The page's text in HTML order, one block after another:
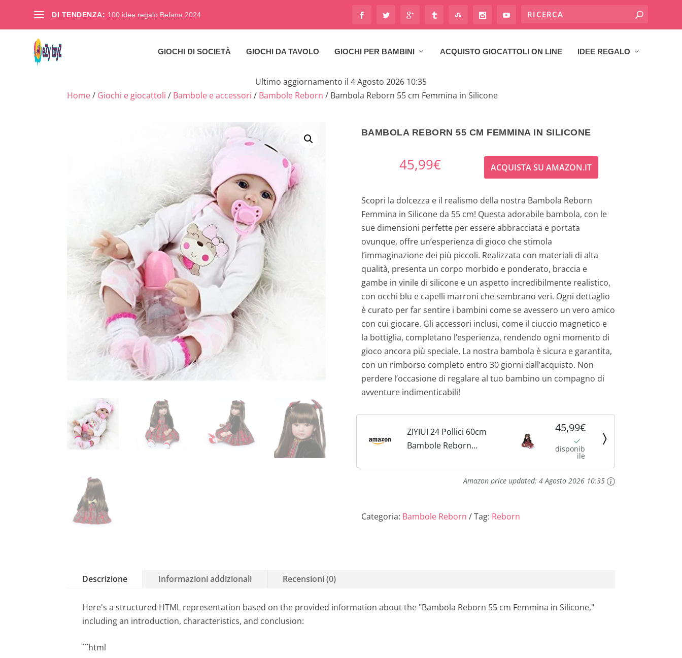
DI TENDENZA: 100 idee regalo Befana 2024
GIOCHI DI SOCIETÀ GIOCHI DA TAVOLO GIOCHI PER BAMBINI ACQUISTO GIOCATTOLI ON LINE IDEE REGALO
Ultimo aggiornamento il 4 Agosto 2026 10:35
Home/ Giochi e giocattoli / Bambole e accessori / Bambole Reborn / Bambola Reborn 55 cm Femmina in Silicone
BAMBOLA REBORN 55 CM FEMMINA IN SILICONE
45,99€ ACQUISTA SU AMAZON.IT
Scopri la dolcezza e il realismo della nostra Bambola Reborn
Femmina in Silicone da 55 cm! Questa adorabile bambola, con le
sue dimensioni perfette per essere abbracciata e portata
ovunque, offre un’esperienza di gioco che stimola
l’immaginazione dei più piccoli. Realizzata con materiali di alta
qualità, presenta un corpo morbido e ponderato, braccia e
gambe in vinile di silicone e un aspetto incredibilmente realistico,
con occhi blu e capelli marroni che sembrano veri. Ogni dettaglio
è curato per far sentire i bambini come se avessero un vero amico
con cui giocare. Gli accessori inclusi, come il ciuccio magnetico e
la bottiglia, completano l’esperienza, rendendo ogni momento di
gioco ancora più speciale. La nostra bambola è sicura e garantita,
con un rimborso completo entro 30 giorni dall’acquisto. Non
perdere l’occasione di regalare al tuo bambino un compagno di
avventure indimenticabili!
ZIYIUI 24 Pollici 60cm
Bambole Reborn
Bambole Originale Bella
Ragazze Appena nate
45,99€
disponib
ile
Amazon price updated: 4 Agosto 2026 10:35
Categoria: Bambole Reborn Tag: Reborn
Descrizione Informazioni addizionali Recensioni (0)
Here's a structured HTML representation based on the provided information about the "Bambola Reborn 55 cm Femmina in Silicone,"
including an introduction, characteristics, and conclusion:
```html